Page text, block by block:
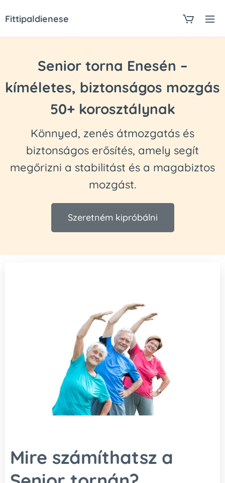
Fittipaldienese
Senior torna Enesén –
kíméletes, biztonságos mozgás
50+ korosztálynak
Könnyed, zenés átmozgatás és
biztonságos erősítés, amely segít
megőrizni a stabilitást és a magabiztos
mozgást.
Szeretném kipróbálni
Mire számíthatsz a